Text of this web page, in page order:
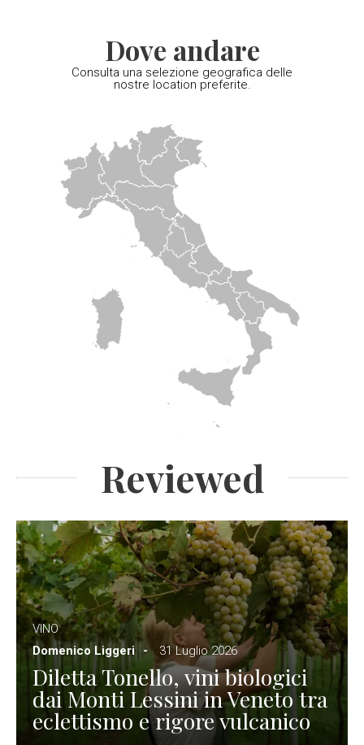
Dove andare
Consulta una selezione geografica delle
nostre location preferite.
Reviewed
VINO
Domenico Liggeri
31 Luglio 2026
Diletta Tonello, vini biologici
dai Monti Lessini in Veneto tra
eclettismo e rigore vulcanico